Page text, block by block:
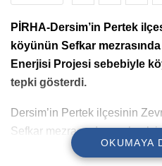
PİRHA-Dersim’in Pertek
köyünün Sefkar
Enerjisi Projesi sebebiyle
tepki gösterdi.
Dersim’in Pertek ilçesinin
Sefkar mezrasında yapılmak
Projesi’nin elektrik dağıtım
OKUMAYA